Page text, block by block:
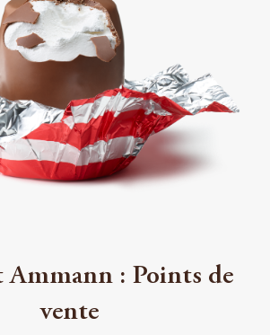
Ammann : Points de
vente